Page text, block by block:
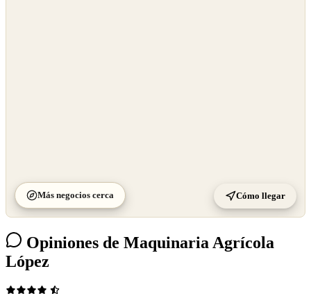
Más negocios cerca Cómo llegar
Opiniones de Maquinaria Agrícola
López